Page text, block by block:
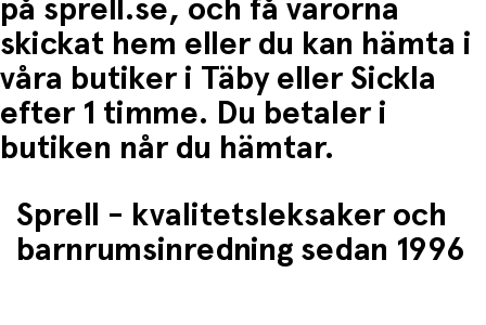
på sprell.se, och få varorna
skickat hem eller du kan hämta i
våra butiker i Täby eller Sickla
efter 1 timme. Du betaler i
butiken når du hämtar.
Sprell - kvalitetsleksaker och
barnrumsinredning sedan 1996